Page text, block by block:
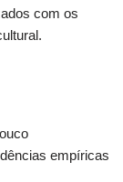
com os
empíricas